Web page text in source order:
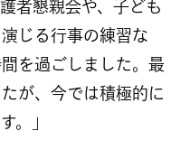
者懇親会や、子ども
じる行事の練習な
を過ごしました。最
が、今では積極的に
。」